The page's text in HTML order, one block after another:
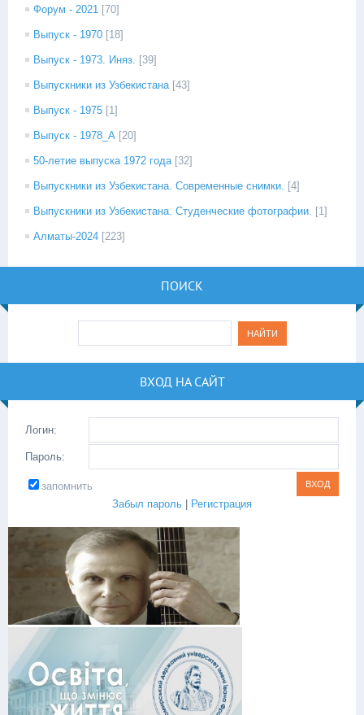
Форум - 2021 [70]
Выпуск - 1970 [18]
Выпуск - 1973. Иняз. [39]
Выпускники из Узбекистана [43]
Выпуск - 1975 [1]
Выпуск - 1978_А [20]
50-летие выпуска 1972 года [32]
Выпускники из Узбекистана. Современные снимки. [4]
Выпускники из Узбекистана. Студенческие фотографии. [1]
Алматы-2024 [223]
ПОИСК
ВХОД НА САЙТ
Логин:
Пароль:
запомнить
Забыл пароль
Регистрация